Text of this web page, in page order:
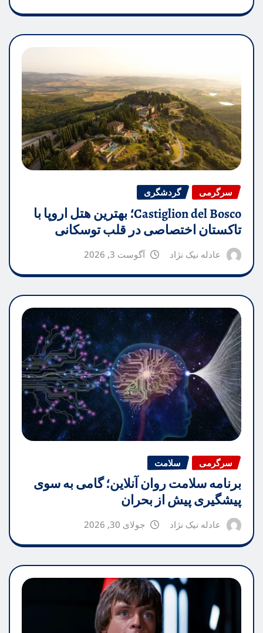
سرگرمی گردشگری
Castiglion del Bosco؛ بهترین هتل اروپا با
تاکستان اختصاصی در قلب توسکانی
عادله نیک نژاد آگوست 3, 2026
سرگرمی سلامت
برنامه سلامت روان آنلاین؛ گامی به سوی
پیشگیری پیش از بحران
عادله نیک نژاد جولای 30, 2026